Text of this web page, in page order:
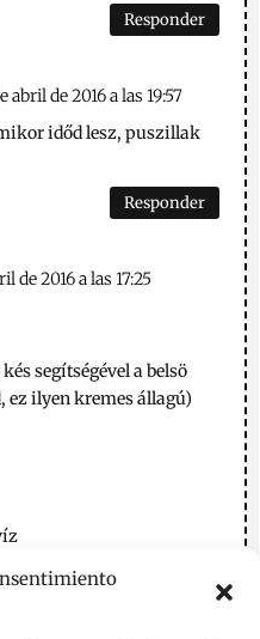
Responder
abril de 2016 a las 19:57
időd lesz, puszillak
Responder
de 2016 a las 17:25
segítségével a belsö
ez ilyen kremes állagú)